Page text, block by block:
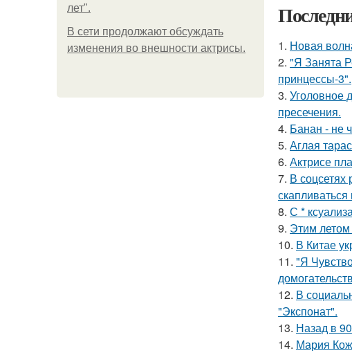
лет".
В сети продолжают обсуждать
изменения во внешности актрисы.
1. Новая
2. "Я Занята
принцессы-3".
3. Уголовное
пресечения.
4. Банан - не
5. Аглая
6. Актрисе
7. В соцсетях
8. С *
9. Этим
10. В Китае
11. "Я
12. В
"Экспонат".
13. Назад в
14. Мария